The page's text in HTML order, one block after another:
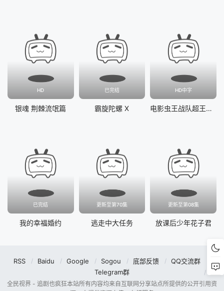
HD
银魂 荆棘流氓篇
已完结
霸旋陀螺 X
HD中字
电影虫王战队超王者：冒险天堂
已完结
我的幸福婚约
更新至第70集
逃走中大任务
更新至第08集
放课后少年花子君
RSS Baidu Google Sogou 底部反馈
QQ交流群
Telegram群
全民视界 - 追剧也疯狂本站所有内容均来自互联网分享站点所提供的公开引用资